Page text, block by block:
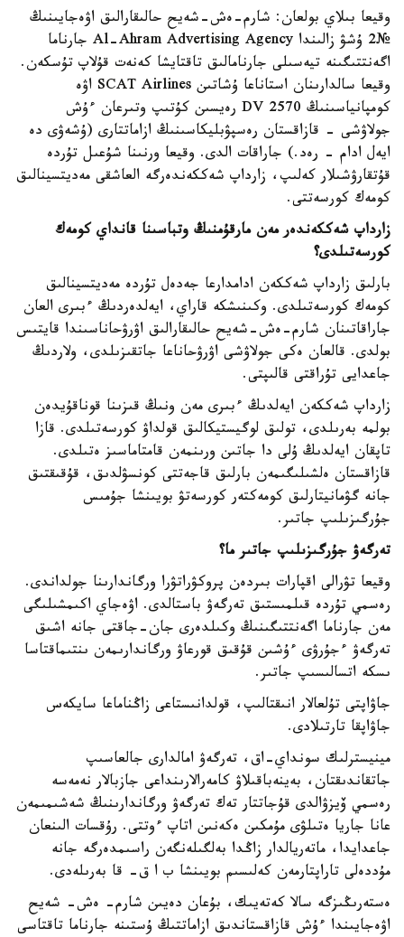
وقيعا بىلاي بولعان: شارم-ەش-شەيح حالىقارالىق اۋەجايىنىڭ
№2 ۇشۋ زالىندا Al-Ahram Advertising Agency جارناما
اگەنتتىگىنە تيەسىلى جارنامالىق تاقتايشا كەنەت قۇلاپ تۇسكەن.
وقيعا سالدارىنان استاناعا ۇشاتىن SCAT Airlines اۋە
كومپانياسىنىڭ DV 2570 رەيسىن كۇتىپ وتىرعان ءۇش
جولاۋشى - قازاقستان رەسپۋبليكاسىنىڭ ازاماتتارى (ۇشەۋى دە
ايەل ادام - رەد.) جاراقات الدى. وقيعا ورنىنا شۇعىل تۇردە
قۇتقارۋشىلار كەلىپ، زارداپ شەككەندەرگە العاشقى مەديتسينالىق
كومەك كورسەتتى.
زارداپ شەككەندەر مەن مارقۇمنىڭ وتباسىنا قانداي كومەك
كورسەتىلدى؟
بارلىق زارداپ شەككەن ادامدارعا جەدەل تۇردە مەديتسينالىق
كومەك كورسەتىلدى. وكىنىشكە قاراي، ايەلدەردىڭ ءبىرى العان
جاراقاتىنان شارم-ەش-شەيح حالىقارالىق اۋرۋحاناسىندا قايتىس
بولدى. قالعان ەكى جولاۋشى اۋرۋحاناعا جاتقىزىلدى، ولاردىڭ
جاعدايى تۇراقتى قالىپتى.
زارداپ شەككەن ايەلدىڭ ءبىرى مەن ونىڭ قىزىنا قوناقۇيدەن
بولمە بەرىلدى، تولىق لوگيستيكالىق قولداۋ كورسەتىلدى. قازا
تاپقان ايەلدىڭ ۇلى دا جاتىن ورىنمەن قامتاماسىز ەتىلدى.
قازاقستان ەلشىلىگىمەن بارلىق قاجەتتى كونسۋلدىق، قۇقىقتىق
جانە گۋمانيتارلىق كومەكتەر كورسەتۋ بويىنشا جۇمىس
جۇرگىزىلىپ جاتىر.
تەرگەۋ جۇرگىزىلىپ جاتىر ما؟
وقيعا تۋرالى اقپارات بىردەن پروكۋراتۋرا ورگاندارىنا جولداندى.
رەسمي تۇردە قىلمىستىق تەرگەۋ باستالدى. اۋەجاي اكىمشىلىگى
مەن جارناما اگەنتتىگىنىڭ وكىلدەرى جان-جاقتى جانە اشىق
تەرگەۋ ءجۇرۋى ءۇشىن قۇقىق قورعاۋ ورگاندارىمەن ىنتىماقتاسا
ىسكە اتسالىسىپ جاتىر.
جاۋاپتى تۇلعالار انىقتالىپ، قولدانىستاعى زاڭناماعا سايكەس
جاۋاپقا تارتىلادى.
مينيسترلىك سونداي-اق، تەرگەۋ امالدارى جالعاسىپ
جاتقاندىقتان، بەينەباقىلاۋ كامەرالارىنداعى جازبالار نەمەسە
رەسمي ۆيزۋالدى قۇجاتتار تەك تەرگەۋ ورگاندارىنىڭ شەشىمىمەن
عانا جاريا ەتىلۋى مۇمكىن ەكەنىن اتاپ ءوتتى. رۇقسات الىنعان
جاعدايدا، ماتەريالدار زاڭدا بەلگىلەنگەن راسىمدەرگە جانە
مۇددەلى تاراپتارمەن كەلىسىم بويىنشا ب ا ق- قا بەرىلەدى.
ەستەرىڭىزگە سالا كەتەيىك، بۇعان دەيىن شارم- ەش- شەيح
اۋەجايىندا ءۇش قازاقستاندىق ازاماتتىڭ ۇستىنە جارناما تاقتاسى